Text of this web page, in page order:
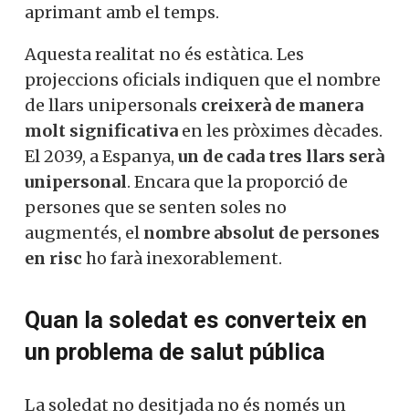
aprimant amb el temps.
Aquesta realitat no és estàtica. Les
projeccions oficials indiquen que el nombre
de llars unipersonals creixerà de manera
molt significativa en les pròximes dècades.
El 2039, a Espanya, un de cada tres llars serà
unipersonal. Encara que la proporció de
persones que se senten soles no
augmentés, el nombre absolut de persones
en risc ho farà inexorablement.
Quan la soledat es converteix en
un problema de salut pública
La soledat no desitjada no és només un